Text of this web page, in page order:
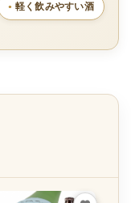
軽く飲みやすい酒